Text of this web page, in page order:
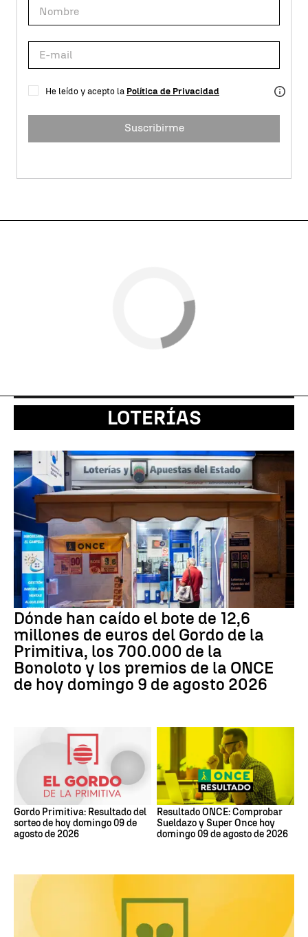
He leído y acepto la Política de Privacidad
Suscribirme
LOTERÍAS
Dónde han caído el bote de 12,6
millones de euros del Gordo de la
Primitiva, los 700.000 de la
Bonoloto y los premios de la ONCE
de hoy domingo 9 de agosto 2026
Gordo Primitiva: Resultado del
sorteo de hoy domingo 09 de
agosto de 2026
Resultado ONCE: Comprobar
Sueldazo y Super Once hoy
domingo 09 de agosto de 2026